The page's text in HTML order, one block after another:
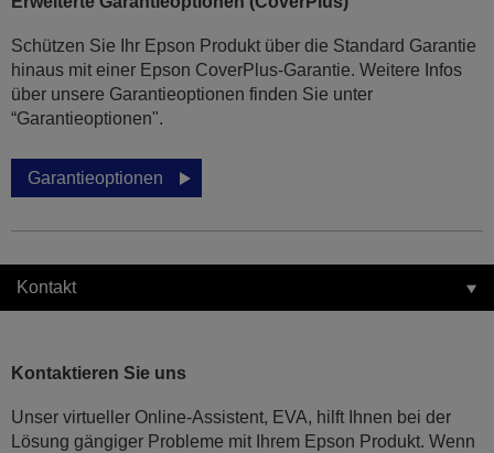
Schützen Sie Ihr Epson Produkt über die Standard Garantie
hinaus mit einer Epson CoverPlus-Garantie. Weitere Infos
über unsere Garantieoptionen finden Sie unter
“Garantieoptionen".
Garantieoptionen
Kontakt
Kontaktieren Sie uns
Unser virtueller Online-Assistent, EVA, hilft Ihnen bei der
Lösung gängiger Probleme mit Ihrem Epson Produkt. Wenn